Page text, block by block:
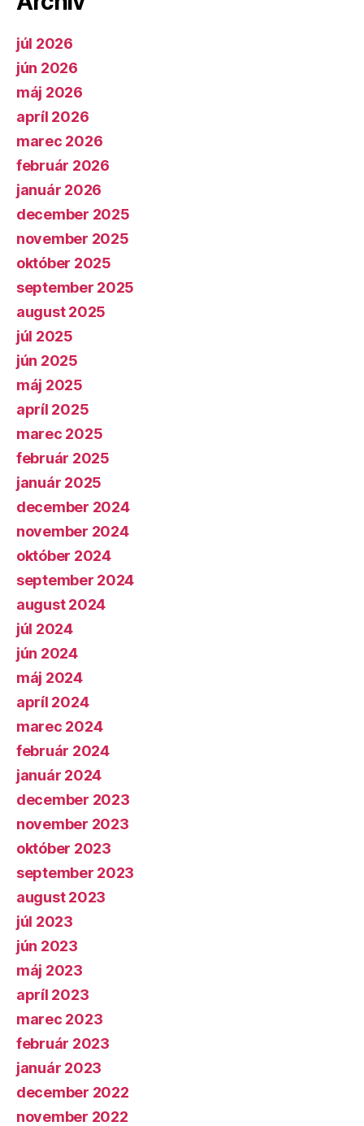
júl 2026
jún 2026
máj 2026
apríl 2026
marec 2026
február 2026
január 2026
december 2025
november 2025
október 2025
september 2025
august 2025
júl 2025
jún 2025
máj 2025
apríl 2025
marec 2025
február 2025
január 2025
december 2024
november 2024
október 2024
september 2024
august 2024
júl 2024
jún 2024
máj 2024
apríl 2024
marec 2024
február 2024
január 2024
december 2023
november 2023
október 2023
september 2023
august 2023
júl 2023
jún 2023
máj 2023
apríl 2023
marec 2023
február 2023
január 2023
december 2022
november 2022